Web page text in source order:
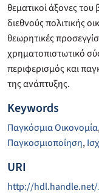
θεματικοί άξονες
διεθνούς πολιτικής
θεωρητικές
χρηματοπιστωτικό
περιφερισμός και
της ανάπτυξης.
Keywords
Παγκόσμια Οικονομία
Παγκοσμιοποίηση,
URI
http://hdl.handle.net/